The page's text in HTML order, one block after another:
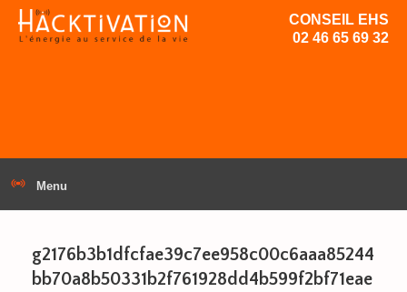
CONSEIL EHS
02 46 65 69 32
Menu
g2176b3b1dfcfae39c7ee958c00c6aaa85244
bb70a8b50331b2f761928dd4b599f2bf71eae